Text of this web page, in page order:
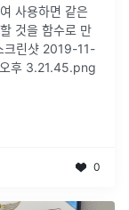
사용하면 같은
것을 함수로 만
크린샷 2019-11-
후 3.21.45.png
0